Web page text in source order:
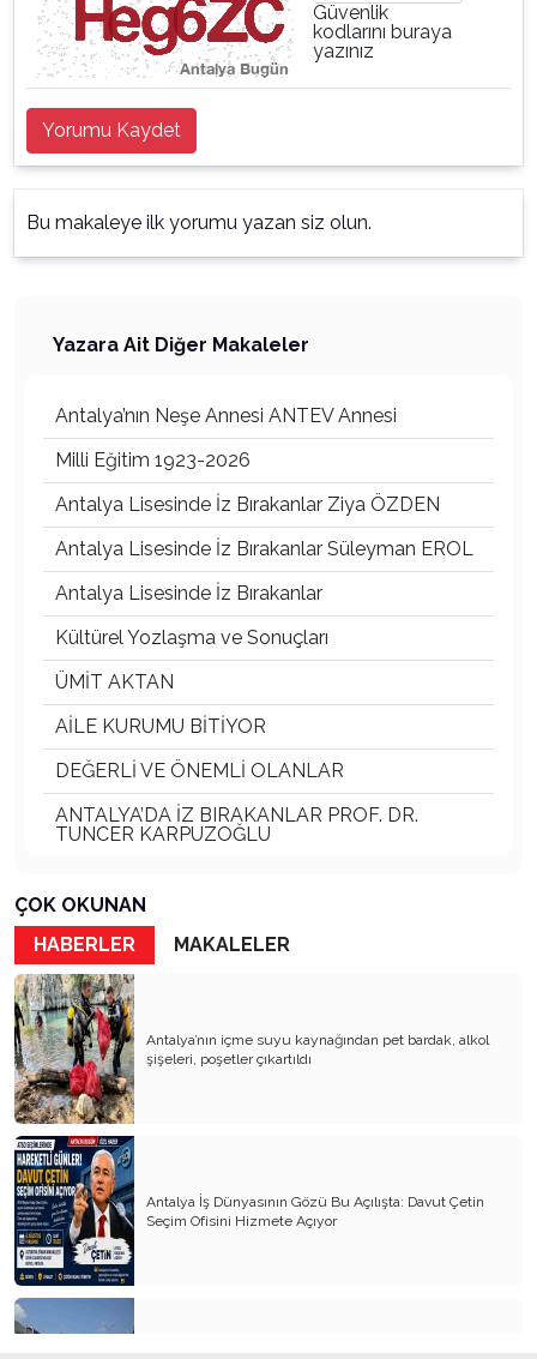
Güvenlik
kodlarını buraya
yazınız
Yorumu Kaydet
Bu makaleye ilk yorumu yazan siz olun.
Yazara Ait Diğer Makaleler
Antalya’nın Neşe Annesi ANTEV Annesi
Milli Eğitim 1923-2026
Antalya Lisesinde İz Bırakanlar Ziya ÖZDEN
Antalya Lisesinde İz Bırakanlar Süleyman EROL
Antalya Lisesinde İz Bırakanlar
Kültürel Yozlaşma ve Sonuçları
ÜMİT AKTAN
AİLE KURUMU BİTİYOR
DEĞERLİ VE ÖNEMLİ OLANLAR
ANTALYA’DA İZ BIRAKANLAR PROF. DR.
TUNCER KARPUZOĞLU
Ali BAHAR Ve Torun Ali BAHAR
KÖY KAVRAMI SİLİNİYOR
DOĞADAKİ DOSTLARIMIZ VE SOKAK
HAYVANLARI
GİRİŞİMCİ İŞ İNSANLARI ve SORUMLULUKLARI
ANTALYA KALEİÇİ ve KAYBOLAN KÜLTÜRÜ
YEREL SEÇİMLER 1989 YEREL SEÇİMLER
2024 TARİH TEKERRÜR ETTİ
ÇANAKKALE TÜRK ULUSUNUN KIRILMA
NOKTASI
ANTALYA’DA İZ BIRAKANLAR
ANTALYA'NIN NEŞE ANNESİ
ÇOK OKUNAN
HABERLER
MAKALELER
Antalya’nın içme suyu kaynağından pet bardak, alkol
şişeleri, poşetler çıkartıldı
Antalya İş Dünyasının Gözü Bu Açılışta: Davut Çetin
Seçim Ofisini Hizmete Açıyor